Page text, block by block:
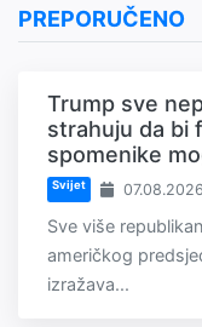
PREPORUČENO
Trump sve
strahuju da bi
spomenike
Svijet
Sve više
američkog
izražava...